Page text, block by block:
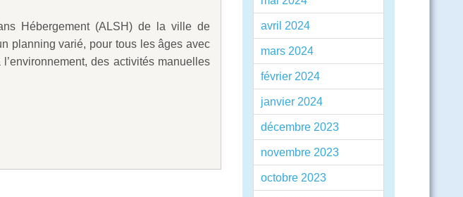
avril 2024
mars 2024
février 2024
janvier 2024
décembre 2023
novembre 2023
octobre 2023
Hébergement (ALSH) de la ville de
planning varié, pour tous les âges avec
des activités manuelles